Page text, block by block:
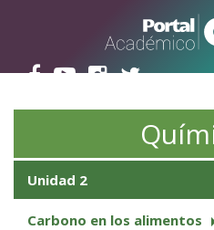
Unidad 2
Carbono en los alimentos